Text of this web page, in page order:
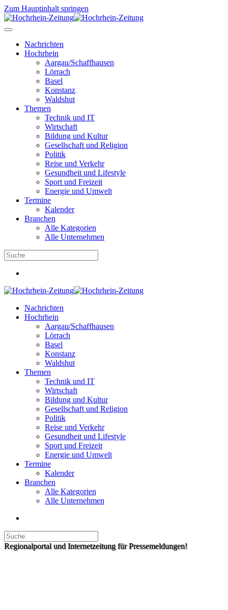
Zum Hauptinhalt springen
Nachrichten
Hochrhein
Aargau/Schaffhausen
Lörrach
Basel
Konstanz
Waldshut
Themen
Technik und IT
Wirtschaft
Bildung und Kultur
Gesellschaft und Religion
Politik
Reise und Verkehr
Gesundheit und Lifestyle
Sport und Freizeit
Energie und Umwelt
Termine
Kalender
Branchen
Alle Kategorien
Alle Unternehmen
Nachrichten
Hochrhein
Aargau/Schaffhausen
Lörrach
Basel
Konstanz
Waldshut
Themen
Technik und IT
Wirtschaft
Bildung und Kultur
Gesellschaft und Religion
Politik
Reise und Verkehr
Gesundheit und Lifestyle
Sport und Freizeit
Energie und Umwelt
Termine
Kalender
Branchen
Alle Kategorien
Alle Unternehmen
Regionalportal und Internetzeitung für Pressemeldungen!